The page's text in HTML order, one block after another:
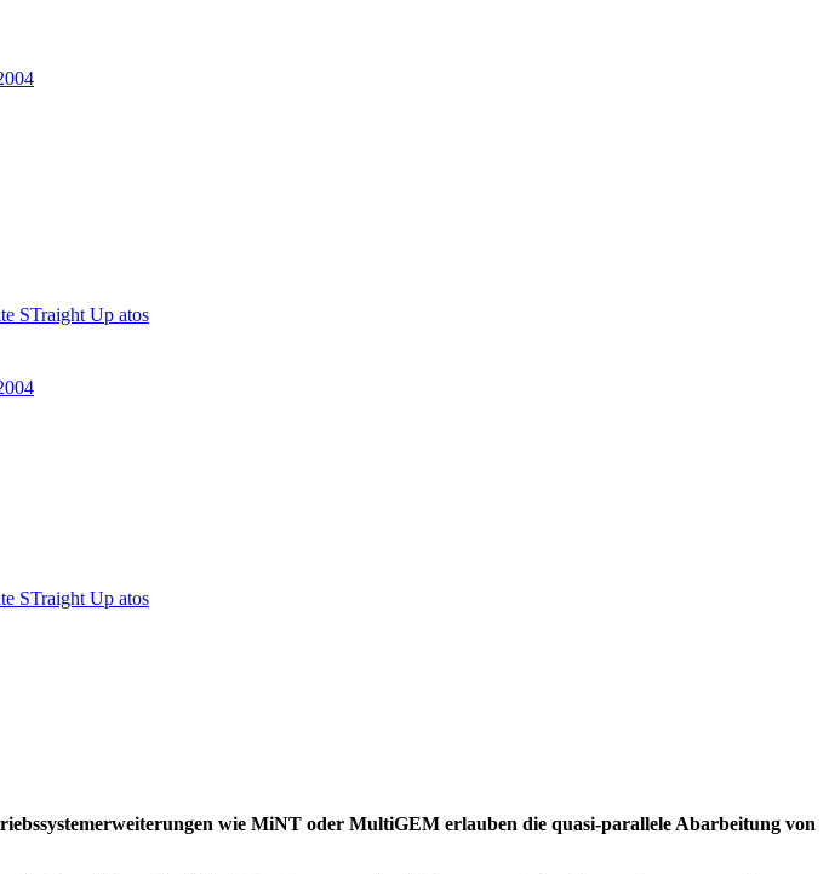
STraight Up atos
STraight Up atos
wie MiNT oder MultiGEM erlauben die quasi-parallele Abarbeitung von